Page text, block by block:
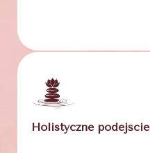
Holistyczne podejście